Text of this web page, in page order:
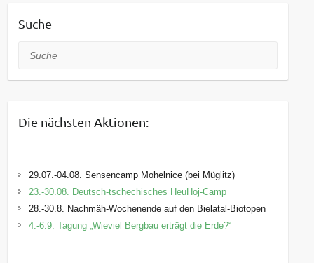
Suche
Suche
Die nächsten Aktionen:
29.07.-04.08. Sensencamp Mohelnice (bei Müglitz)
23.-30.08. Deutsch-tschechisches HeuHoj-Camp
28.-30.8. Nachmäh-Wochenende auf den Bielatal-Biotopen
4.-6.9. Tagung „Wieviel Bergbau erträgt die Erde?“